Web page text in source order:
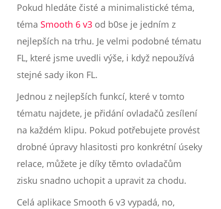
Pokud hledáte čisté a minimalistické téma,
téma Smooth 6 v3od b0se je jedním z
nejlepších na trhu. Je velmi podobné tématu
FL, které jsme uvedli výše, i když nepoužívá
stejné sady ikon FL.
Jednou z nejlepších funkcí, které v tomto
tématu najdete, je přidání ovladačů zesílení
na každém klipu. Pokud potřebujete provést
drobné úpravy hlasitosti pro konkrétní úseky
relace, můžete je díky těmto ovladačům
zisku snadno uchopit a upravit za chodu.
Celá aplikace Smooth 6 v3 vypadá, no,